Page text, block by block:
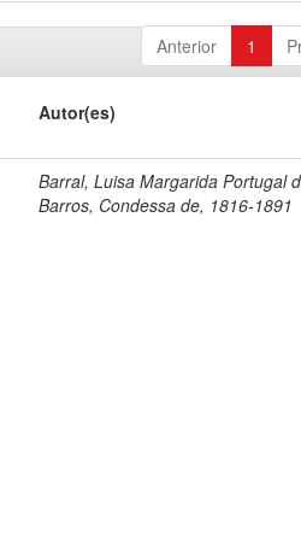
Anterior 1
Autor(es)
Barral, Luisa Margarida Portugal
Barros, Condessa de, 1816-1891